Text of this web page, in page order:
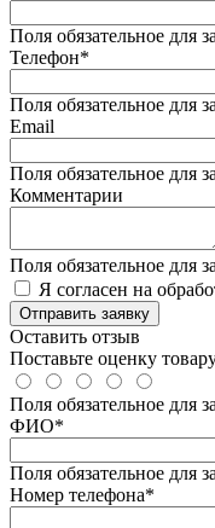
Поля обязательное для
Телефон*
Поля обязательное для
Email
Поля обязательное для
Комментарии
Поля обязательное для
Я согласен на
Отправить заявку
Оставить отзыв
Поставьте оценку
Поля обязательное для
ФИО*
Поля обязательное для
Номер телефона*